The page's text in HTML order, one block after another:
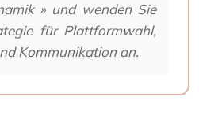
» und wenden Sie
für Plattformwahl,
Kommunikation an.